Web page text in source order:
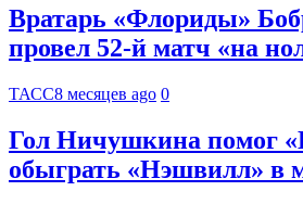
Вратарь «Флориды»
провел 52-й матч «на
ТАСС8 месяцев ago 0
Гол Ничушкина помог
обыграть «Нэшвилл» в